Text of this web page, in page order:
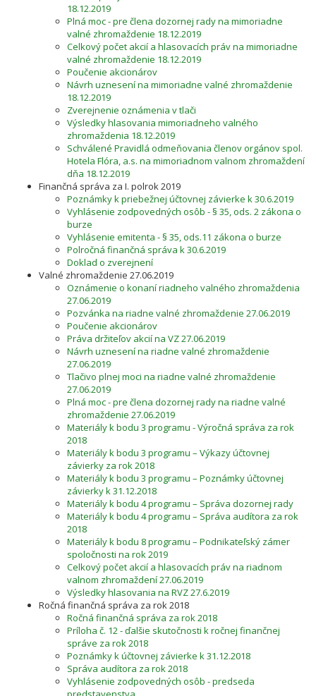
18.12.2019
Plná moc - pre člena dozornej rady na mimoriadne
valné zhromaždenie 18.12.2019
Celkový počet akcií a hlasovacích práv na mimoriadne
valné zhromaždenie 18.12.2019
Poučenie akcionárov
Návrh uznesení na mimoriadne valné zhromaždenie
18.12.2019
Zverejnenie oznámenia v tlači
Výsledky hlasovania mimoriadneho valného
zhromaždenia 18.12.2019
Schválené Pravidlá odmeňovania členov orgánov spol.
Hotela Flóra, a.s. na mimoriadnom valnom zhromaždení
dňa 18.12.2019
Finančná správa za I. polrok 2019
Poznámky k priebežnej účtovnej závierke k 30.6.2019
Vyhlásenie zodpovedných osôb - § 35, ods. 2 zákona o
burze
Vyhlásenie emitenta - § 35, ods.11 zákona o burze
Polročná finančná správa k 30.6.2019
Doklad o zverejnení
Valné zhromaždenie 27.06.2019
Oznámenie o konaní riadneho valného zhromaždenia
27.06.2019
Pozvánka na riadne valné zhromaždenie 27.06.2019
Poučenie akcionárov
Práva držiteľov akcií na VZ 27.06.2019
Návrh uznesení na riadne valné zhromaždenie
27.06.2019
Tlačivo plnej moci na riadne valné zhromaždenie
27.06.2019
Plná moc - pre člena dozornej rady na riadne valné
zhromaždenie 27.06.2019
Materiály k bodu 3 programu - Výročná správa za rok
2018
Materiály k bodu 3 programu – Výkazy účtovnej
závierky za rok 2018
Materiály k bodu 3 programu – Poznámky účtovnej
závierky k 31.12.2018
Materiály k bodu 4 programu – Správa dozornej rady
Materiály k bodu 4 programu – Správa audítora za rok
2018
Materiály k bodu 8 programu – Podnikateľský zámer
spoločnosti na rok 2019
Celkový počet akcií a hlasovacích práv na riadnom
valnom zhromaždení 27.06.2019
Výsledky hlasovania na RVZ 27.6.2019
Ročná finančná správa za rok 2018
Ročná finančná správa za rok 2018
Príloha č. 12 - ďalšie skutočnosti k ročnej finančnej
správe za rok 2018
Poznámky k účtovnej závierke k 31.12.2018
Správa audítora za rok 2018
Vyhlásenie zodpovedných osôb - predseda